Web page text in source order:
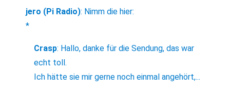
jero (Pi Radio): Nimm die hier:
*
Crasp: Hallo, danke für die Sendung, das war
echt toll.
Ich hätte sie mir gerne noch einmal angehört,...